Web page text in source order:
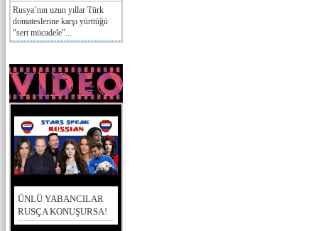
Rusya’nın uzun yıllar Türk
domateslerine karşı yürttüğü
"sert mücadele"...
ÜNLÜ YABANCILAR
RUSÇA KONUŞURSA!